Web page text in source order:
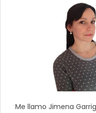
Me llamo Jimena